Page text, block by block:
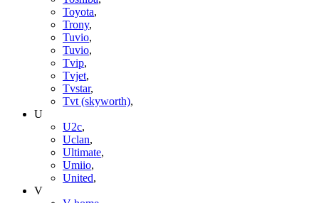
Toyota,
Trony,
Tuvio,
Tuvio,
Tvip,
Tvjet,
Tvstar,
Tvt (skyworth),
U
U2c,
Uclan,
Ultimate,
Umiio,
United,
V